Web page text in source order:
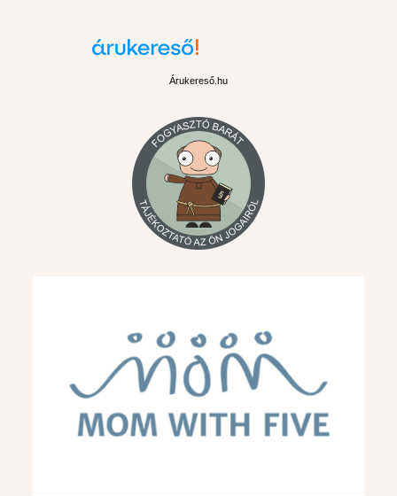
Árukereső.hu